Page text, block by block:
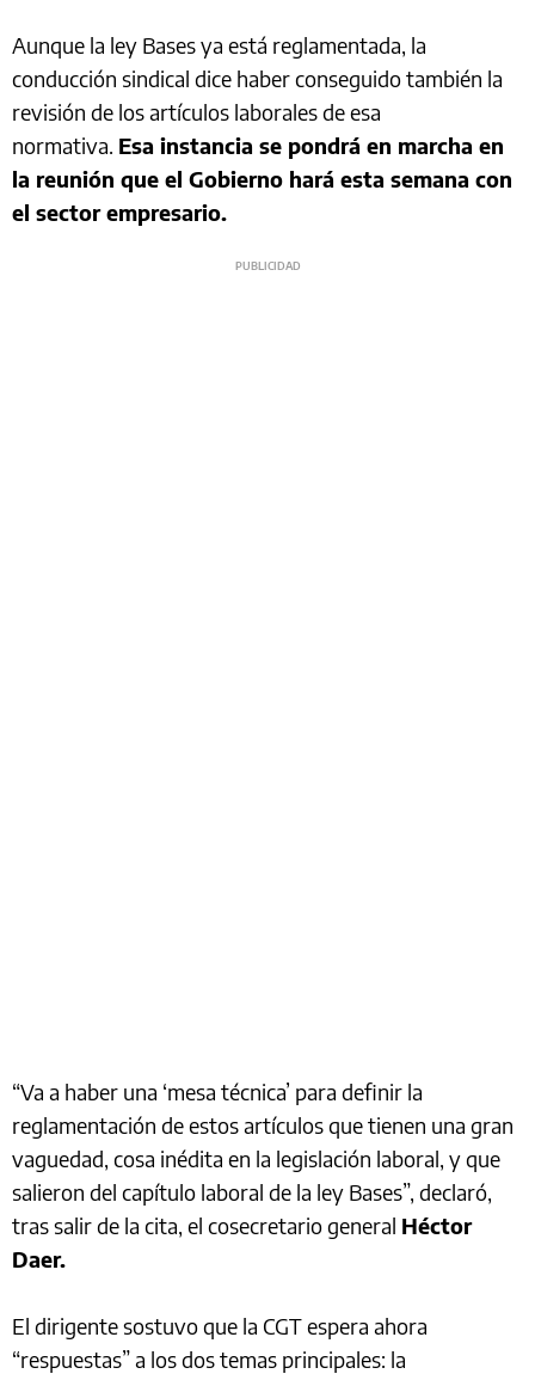
Aunque la ley Bases ya está reglamentada, la
conducción sindical dice haber conseguido también la
revisión de los artículos laborales de esa
normativa. Esa instancia se pondrá en marcha en
la reunión que el Gobierno hará esta semana con
el sector empresario.
“Va a haber una ‘mesa técnica’ para definir la
reglamentación de estos artículos que tienen una gran
vaguedad, cosa inédita en la legislación laboral, y que
salieron del capítulo laboral de la ley Bases”, declaró,
tras salir de la cita, el cosecretario general Héctor
Daer.
El dirigente sostuvo que la CGT espera ahora
“respuestas” a los dos temas principales: la